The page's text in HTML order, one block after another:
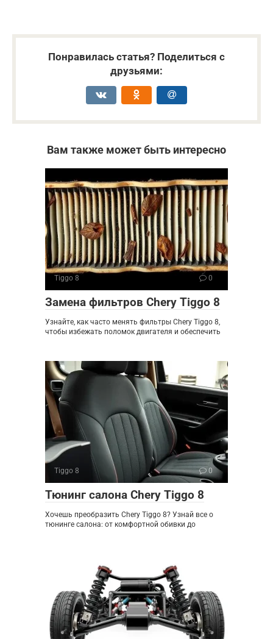
Понравилась статья? Поделиться с
друзьями:
Вам также может быть интересно
Tiggo 8 0
Замена фильтров Chery Tiggo 8
Узнайте, как часто менять фильтры Chery Tiggo 8,
чтобы избежать поломок двигателя и обеспечить
Tiggo 8 0
Тюнинг салона Chery Tiggo 8
Хочешь преобразить Chery Tiggo 8? Узнай все о
тюнинге салона: от комфортной обивки до